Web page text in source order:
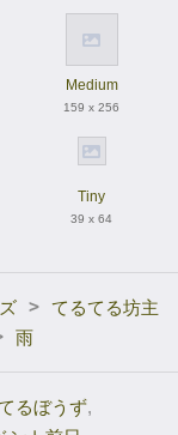
Medium
159 x 256
Tiny
39 x 64
> てるてる坊主
雨
るぼうず,